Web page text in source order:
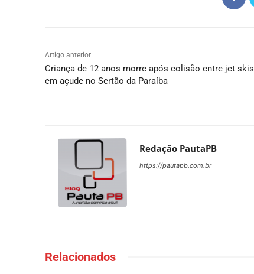
Artigo anterior
Criança de 12 anos morre após colisão entre jet skis
em açude no Sertão da Paraíba
Redação PautaPB
https://pautapb.com.br
Relacionados